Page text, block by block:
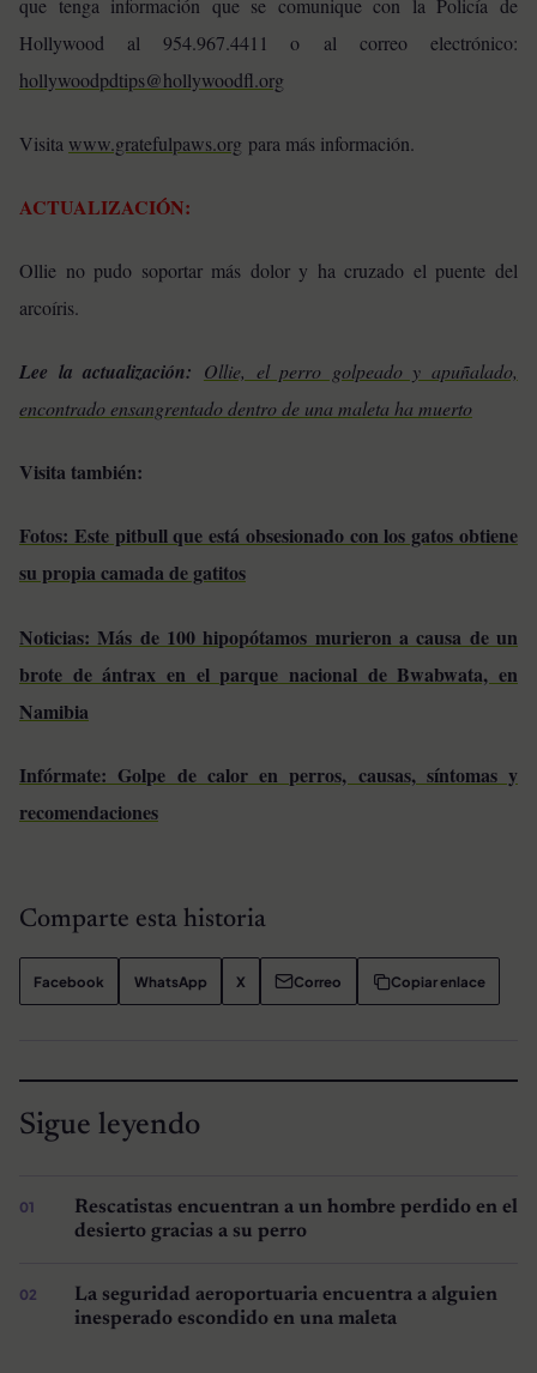
que tenga información que se comunique con la Policía de
Hollywood al 954.967.4411 o al correo electrónico:
hollywoodpdtips@hollywoodfl.org
Visita www.gratefulpaws.org para más información.
ACTUALIZACIÓN:
Ollie no pudo soportar más dolor y ha cruzado el puente del
arcoíris.
Lee la actualización: Ollie, el perro golpeado y apuñalado,
encontrado ensangrentado dentro de una maleta ha muerto
Visita también:
Fotos: Este pitbull que está obsesionado con los gatos obtiene
su propia camada de gatitos
Noticias: Más de 100 hipopótamos murieron a causa de un
brote de ántrax en el parque nacional de Bwabwata, en
Namibia
Infórmate: Golpe de calor en perros, causas, síntomas y
recomendaciones
Comparte esta historia
Facebook WhatsApp X Correo Copiar enlace
Sigue leyendo
Rescatistas encuentran a un hombre perdido en el
desierto gracias a su perro
La seguridad aeroportuaria encuentra a alguien
inesperado escondido en una maleta